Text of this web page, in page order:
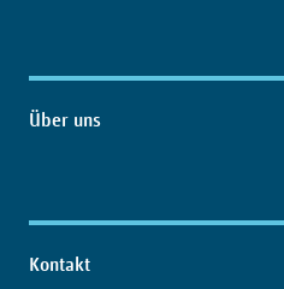
Über uns
Kontakt